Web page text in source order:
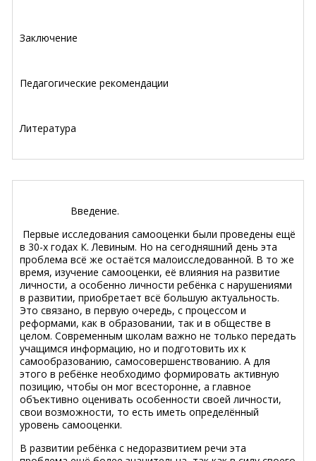
Заключение
Педагогические рекомендации
Литература
Введение.
Первые исследования самооценки были проведены ещё
в 30-х годах К. Левиным. Но на сегодняшний день эта
проблема всё же остаётся малоисследованной. В то же
время, изучение самооценки, её влияния на развитие
личности, а особенно личности ребёнка с нарушениями
в развитии, приобретает всё большую актуальность.
Это связано, в первую очередь, с процессом и
реформами, как в образовании, так и в обществе в
целом. Современным школам важно не только передать
учащимся информацию, но и подготовить их к
самообразованию, самосовершенствованию. А для
этого в ребёнке необходимо формировать активную
позицию, чтобы он мог всесторонне, а главное
объективно оценивать особенности своей личности,
свои возможности, то есть иметь определённый
уровень самооценки.
В развитии ребёнка с недоразвитием речи эта